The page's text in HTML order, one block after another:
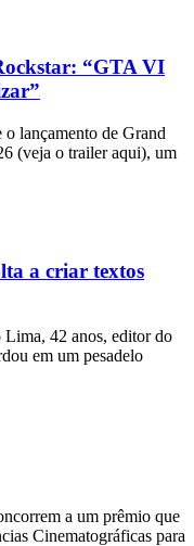
“GTA VI
o lançamento de Grand
(veja o trailer aqui), um
a criar textos
42 anos, editor do
em um pesadelo
a um prêmio que
Cinematográficas para